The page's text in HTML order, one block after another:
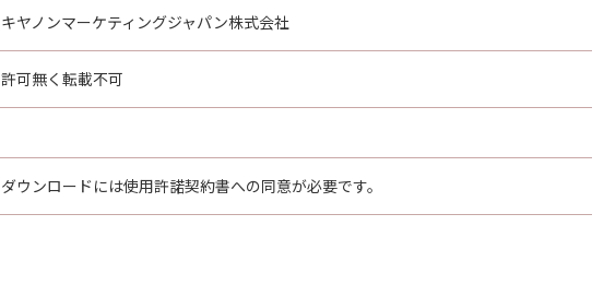
キヤノンマーケティングジャパン株式会社
許可無く転載不可
ダウンロードには使用許諾契約書への同意が必要です。